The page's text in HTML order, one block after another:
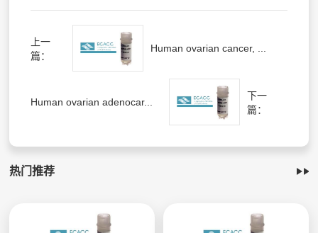
上一
篇：
Human ovarian cancer, ...
Human ovarian adenocar...
下一
篇：
热门推荐